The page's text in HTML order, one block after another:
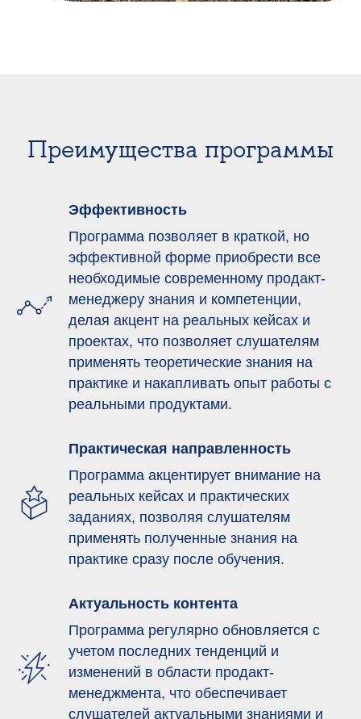
Преимущества программы
Эффективность
Программа позволяет в краткой, но
эффективной форме приобрести все
необходимые современному продакт-
менеджеру знания и компетенции,
делая акцент на реальных кейсах и
проектах, что позволяет слушателям
применять теоретические знания на
практике и накапливать опыт работы с
реальными продуктами.
Практическая направленность
Программа акцентирует внимание на
реальных кейсах и практических
заданиях, позволяя слушателям
применять полученные знания на
практике сразу после обучения.
Актуальность контента
Программа регулярно обновляется с
учетом последних тенденций и
изменений в области продакт-
менеджмента, что обеспечивает
слушателей актуальными знаниями и